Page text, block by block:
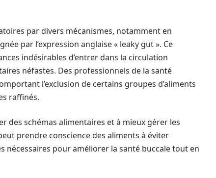
par divers mécanismes, notamment en
par l’expression anglaise « leaky gut ». Ce
indésirables d’entrer dans la circulation
néfastes. Des professionnels de la santé
l’exclusion de certains groupes d’aliments
raffinés.
des schémas alimentaires et à mieux gérer les
prendre conscience des aliments à éviter
nécessaires pour améliorer la santé buccale tout en